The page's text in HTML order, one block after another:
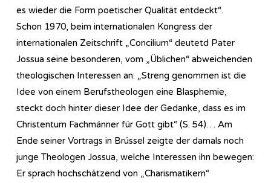
es wieder die Form poetischer Qualität entdeckt“.
Schon 1970, beim internationalen Kongress der
internationalen Zeitschrift „Concilium“ deutetd Pater
Jossua seine besonderen, vom „Üblichen“ abweichenden
theologischen Interessen an: „Streng genommen ist die
Idee von einem Berufstheologen eine Blasphemie,
steckt doch hinter dieser Idee der Gedanke, dass es im
Christentum Fachmänner für Gott gibt“ (S. 54)… Am
Ende seiner Vortrags in Brüssel zeigte der damals noch
junge Theologen Jossua, welche Interessen ihn bewegen:
Er sprach hochschätzend von „Charismatikern“